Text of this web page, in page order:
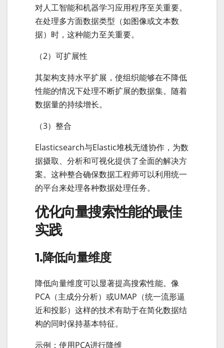
对人工智能和机器学习应用程序至关重要。
在处理多方面数据类型（如图像或文本数
据）时，这种能力至关重要。
（2）可扩展性
其架构支持水平扩展，使组织能够在不降低
性能的情况下处理不断扩展的数据集。随着
数据量的持续增长。
（3）整合
Elasticsearch与Elastic堆栈无缝协作，为数
据摄取、分析和可视化提供了全面的解决方
案。这种整合确保数据工程师可以利用统一
的平台来处理各种数据处理任务。
优化向量搜索性能的最佳
实践
1.降低向量维度
降低向量维度可以显著提高搜索性能。像
PCA（主成分分析）或UMAP（统一流形逼
近和投影）这样的技术有助于在简化数据结
构的同时保持基本特征。
示例：使用PCA进行降维